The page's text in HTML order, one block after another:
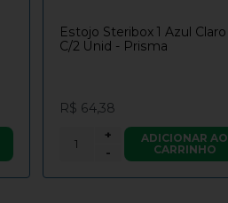
Estojo Steribox 1 Azul Claro
C/2 Unid - Prisma
R$ 64,38
-
+
ADICIONAR AO
CARRINHO